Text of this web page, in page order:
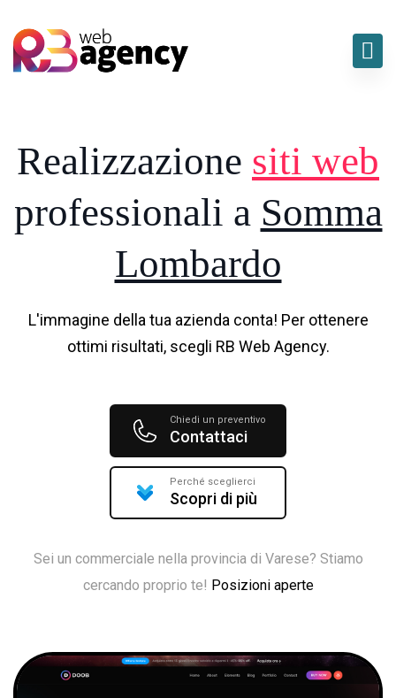
Realizzazione siti web
professionali a Somma
Lombardo
L'immagine della tua azienda conta! Per ottenere
ottimi risultati, scegli RB Web Agency.
Chiedi un preventivo
Contattaci
Perché sceglierci
Scopri di più
Sei un commerciale nella provincia di Varese? Stiamo
cercando proprio te! Posizioni aperte